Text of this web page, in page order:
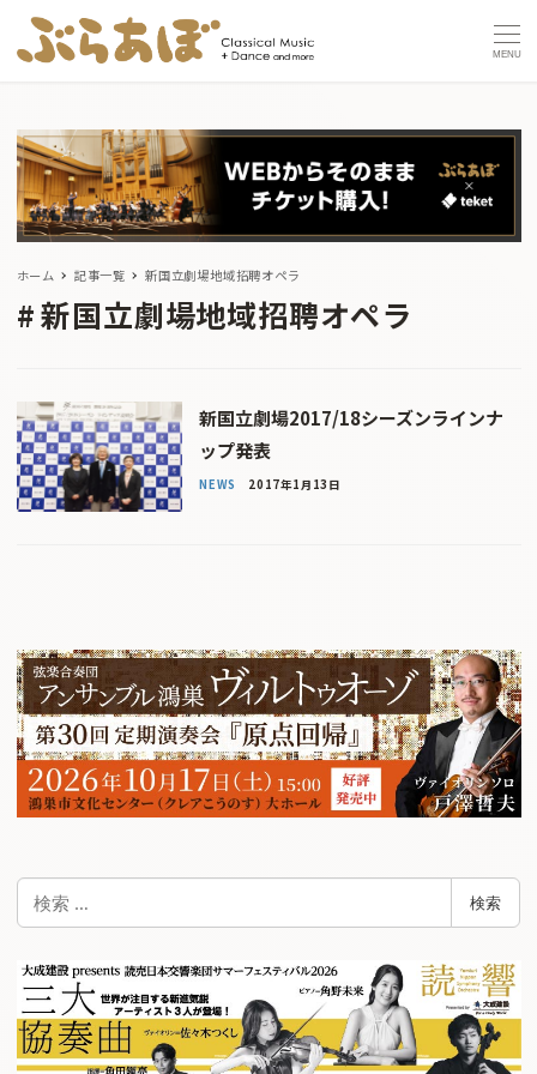
MENU
ホーム 記事一覧 新国立劇場地域招聘オペラ
新国立劇場地域招聘オペラ
新国立劇場2017/18シーズンラインナ
ップ発表
NEWS 2017年1月13日
検
索
検索